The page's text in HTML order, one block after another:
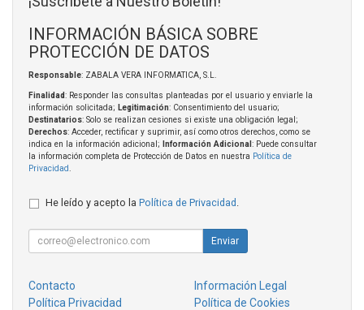
INFORMACIÓN BÁSICA SOBRE
PROTECCIÓN DE DATOS
Responsable: ZABALA VERA INFORMATICA, S.L.
Finalidad: Responder las consultas planteadas por el usuario y enviarle la
información solicitada; Legitimación: Consentimiento del usuario;
Destinatarios: Solo se realizan cesiones si existe una obligación legal;
Derechos: Acceder, rectificar y suprimir, así como otros derechos, como se
indica en la información adicional;
Información Adicional : Puede consultar
la información completa de Protección de Datos en nuestra Política de
Privacidad
He leído y acepto la Política de Privacidad
Enviar
Contacto
Información Legal
Política Privacidad
Política de Cookies